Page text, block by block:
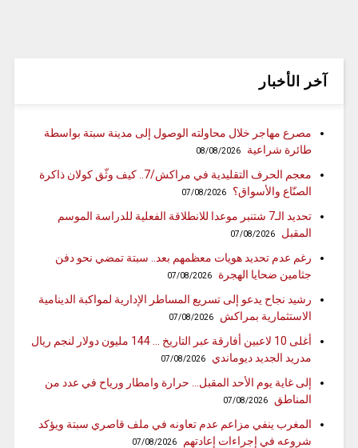
آخر الأخبار
مصرع مهاجر خلال محاولته الوصول إلى مدينة سبتة بواسطة
طائرة شراعية
08/08/2026
معجم الحرف التقليدية في مراكش/7.. كيف وثّق كولان ذاكرة
الصنّاع والأسواق؟
07/08/2026
تحديد الـ7 شتنبر موعدا للانطلاقة الفعلية للدراسة الموسم
المقبل
07/08/2026
رغم عدم تحديد هويات معظمهم بعد.. سبتة تمضي نحو دفن
جثامين ضحايا الهجرة
07/08/2026
رشيد نجاح يدعو إلى تسريع المساطر الإدارية لمواكبة الدينامية
الاستثمارية بمراكش
07/08/2026
أغلى 10 لاعبين أفارقة عبر التاريخ … 144 مليون دولار لنجم ريال
مدريد الجديد ديوماندي
07/08/2026
إلى غاية يوم الأحد المقبل… حرارة وامطار ورياح في عدد من
المناطق
07/08/2026
المغرب ينفي مزاعم عدم تعاونه في ملف قاصري سبتة ويؤكد
شروعه في إجراءات إعادتهم
07/08/2026